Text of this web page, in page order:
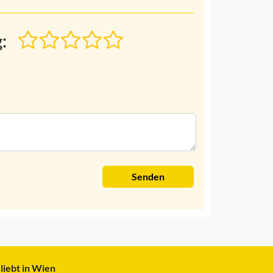
Senden
in Wien